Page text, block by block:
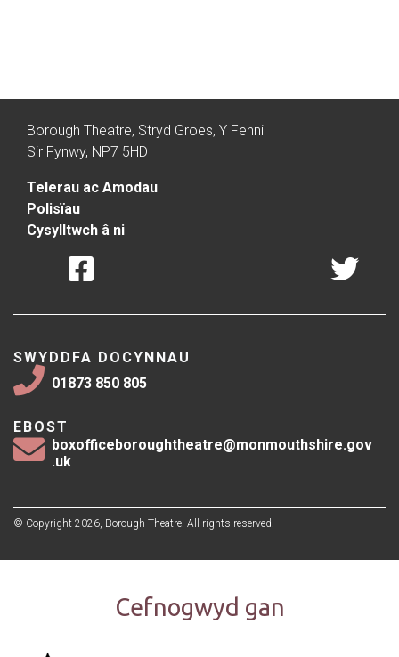
Borough Theatre, Stryd Groes, Y Fenni
Sir Fynwy, NP7 5HD
Telerau ac Amodau
Polisïau
Cysylltwch â ni
SWYDDFA DOCYNNAU
01873 850 805
EBOST
boxofficeboroughtheatre@monmouthshire.gov
.uk
© Copyright 2026, Borough Theatre. All rights reserved.
Cefnogwyd gan